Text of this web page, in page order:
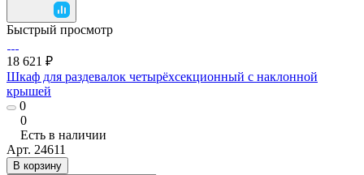
Быстрый просмотр
18 621 ₽
Шкаф для раздевалок четырёхсекционный с наклонной
крышей
0
0
Есть в наличии
Арт. 24611
В корзину